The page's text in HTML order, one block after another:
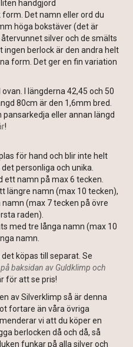
handgjord
Det namn eller ord du
höga bokstäver (det är
silver och de smälts
ingen berlock är den andra helt
form. Det ger en fin variation
I längderna 42,45 och 50
80cm är den 1,6mm bred.
eller annan längd
!
för hand och blir inte helt
personliga och unika.
ett namn på max 6 tecken.
längre namn (max 10 tecken),
(max 7 tecken på övre
raden).
med tre långa namn (max 10
namn.
köpas till separat. Se
baksidan av Guldklimp och
för att se pris!
av Silverklimp så är denna
fortare än våra övriga
vi att du köper en
berlocken då och då, så
funkar på alla silver och